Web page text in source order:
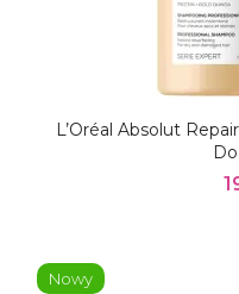
L’Oréal Absolut
Nowy